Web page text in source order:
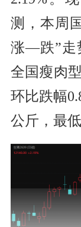
测，本周
涨—跌”走
全国瘦肉
环比跌幅
公斤，最